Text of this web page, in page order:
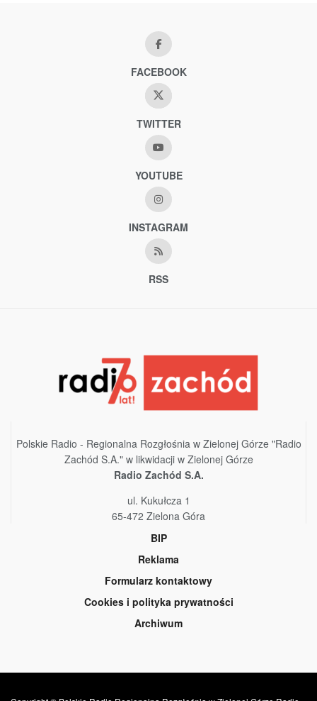
FACEBOOK
TWITTER
YOUTUBE
INSTAGRAM
RSS
Polskie Radio - Regionalna Rozgłośnia w Zielonej Górze "Radio
Zachód S.A." w likwidacji w Zielonej Górze
Radio Zachód S.A.
ul. Kukułcza 1
65-472 Zielona Góra
BIP
Reklama
Formularz kontaktowy
Cookies i polityka prywatności
Archiwum